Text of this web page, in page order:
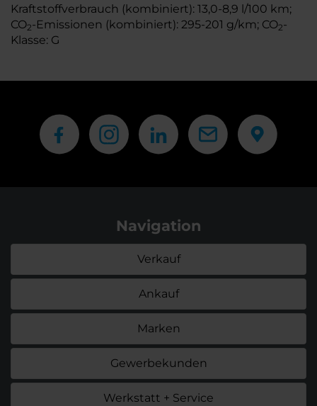
Kraftstoffverbrauch (kombiniert): 13,0-8,9 l/100 km;
CO2-Emissionen (kombiniert): 295-201 g/km; CO2-
Klasse: G
Navigation
Verkauf
Ankauf
Marken
Gewerbekunden
Werkstatt + Service